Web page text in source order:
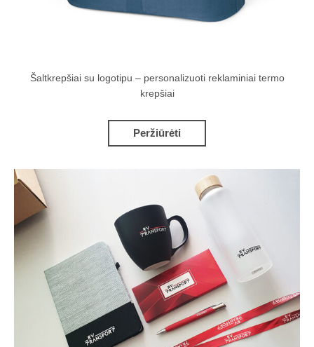
Šaltkrepšiai su logotipu – personalizuoti reklaminiai termo
krepšiai
Peržiūrėti